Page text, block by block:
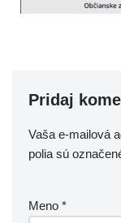
Pridaj
Vaša e-mailová
polia sú
Meno *